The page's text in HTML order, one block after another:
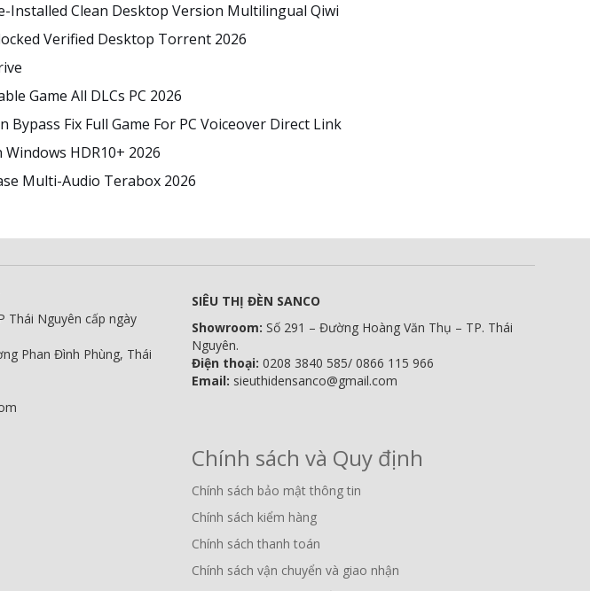
Installed Clean Desktop Version Multilingual Qiwi
Verified Desktop Torrent 2026
Game All DLCs PC 2026
Fix Full Game For PC Voiceover Direct Link
HDR10+ 2026
Multi-Audio Terabox 2026
Thái Nguyên cấp ngày
Phan Đình Phùng, Thái
SIÊU THỊ ĐÈN SANCO
Showroom:Số 291 – Đường Hoàng Văn Thụ – TP. Thái
Nguyên.
Điện thoại: 0208 3840 585/ 0866 115 966
Email: sieuthidensanco@gmail.com
Chính sách và Quy định
Chính sách bảo mật thông tin
Chính sách kiểm hàng
Chính sách thanh toán
Chính sách vận chuyển và giao nhận